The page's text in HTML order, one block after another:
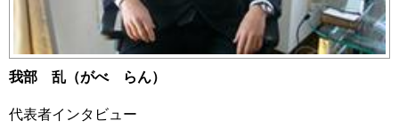
我部 乱（がべ らん）
代表者インタビュー